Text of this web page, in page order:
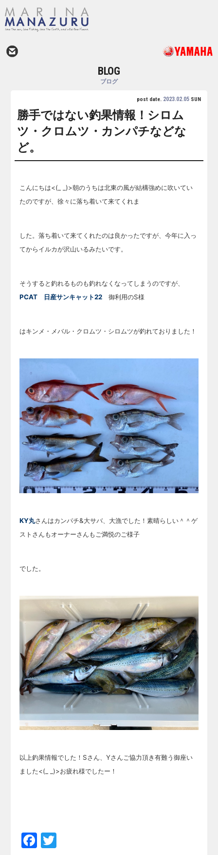
BLOG
ブログ
post date. 2023.02.05SUN
勝手ではない釣果情報！シロム
ツ・クロムツ・カンパチなどな
ど。
こんにちは<(_ _)>朝のうちは北東の風が結構強めに吹いてい
たのですが、徐々に落ち着いて来てくれま
した。落ち着いて来てくれたのは良かったですが、今年に入っ
てからイルカが沢山いるみたいです。
そうすると釣れるものも釣れなくなってしまうのですが、
PCAT 日産サンキャット22 御利用のS様
はキンメ・メバル・クロムツ・シロムツが釣れておりました！
KY丸さんはカンパチ&大サバ、大漁でした！素晴らしい＾＾ゲ
ストさんもオーナーさんもご満悦のご様子
でした。
以上釣果情報でした！Sさん、Yさんご協力頂き有難う御座い
ました<(_ _)>お疲れ様でしたー！
Facebook